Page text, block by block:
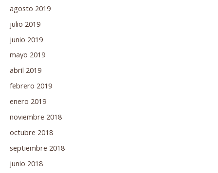
agosto 2019
julio 2019
junio 2019
mayo 2019
abril 2019
febrero 2019
enero 2019
noviembre 2018
octubre 2018
septiembre 2018
junio 2018